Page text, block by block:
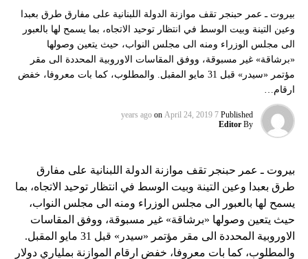
بيروت ـ عمر حبنجر تقف موازنة الدولة اللبنانية على مفارق طرق بعبدا
وعين التينة وبيت الوسط في انتظار توحيد الاتجاه، بما يسمح لها بالعبور
الى مجلس الوزراء ومنه الى مجلس النواب، حيث يتعين وصولها
«برشاقة» غير مسبوقة، ووفق المقاسات الاوروبية المحددة الى مقر
مؤتمر «سيدر» قبل 31 مايو المقبل. والمطلوب، كما بات معروفا، خفض
ارقام…
Published
7 years ago
on April 24, 2019
By
Editor
بيروت ـ عمر حبنجر تقف موازنة الدولة اللبنانية على مفارق
طرق بعبدا وعين التينة وبيت الوسط في انتظار توحيد الاتجاه، بما
يسمح لها بالعبور الى مجلس الوزراء ومنه الى مجلس النواب،
حيث يتعين وصولها «برشاقة» غير مسبوقة، ووفق المقاسات
الاوروبية المحددة الى مقر مؤتمر «سيدر» قبل 31 مايو المقبل.
والمطلوب، كما بات معروفا، خفض ارقام الموازنة بملياري دولار